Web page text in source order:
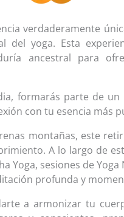
verdaderamente
del yoga. Esta
ancestral para
formarás parte de
con tu esencia más
montañas, este
A lo largo de
Yoga, sesiones de
profunda y
a armonizar tu